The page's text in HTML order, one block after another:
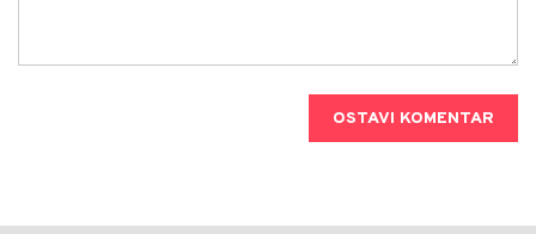
OSTAVI KOMENTAR